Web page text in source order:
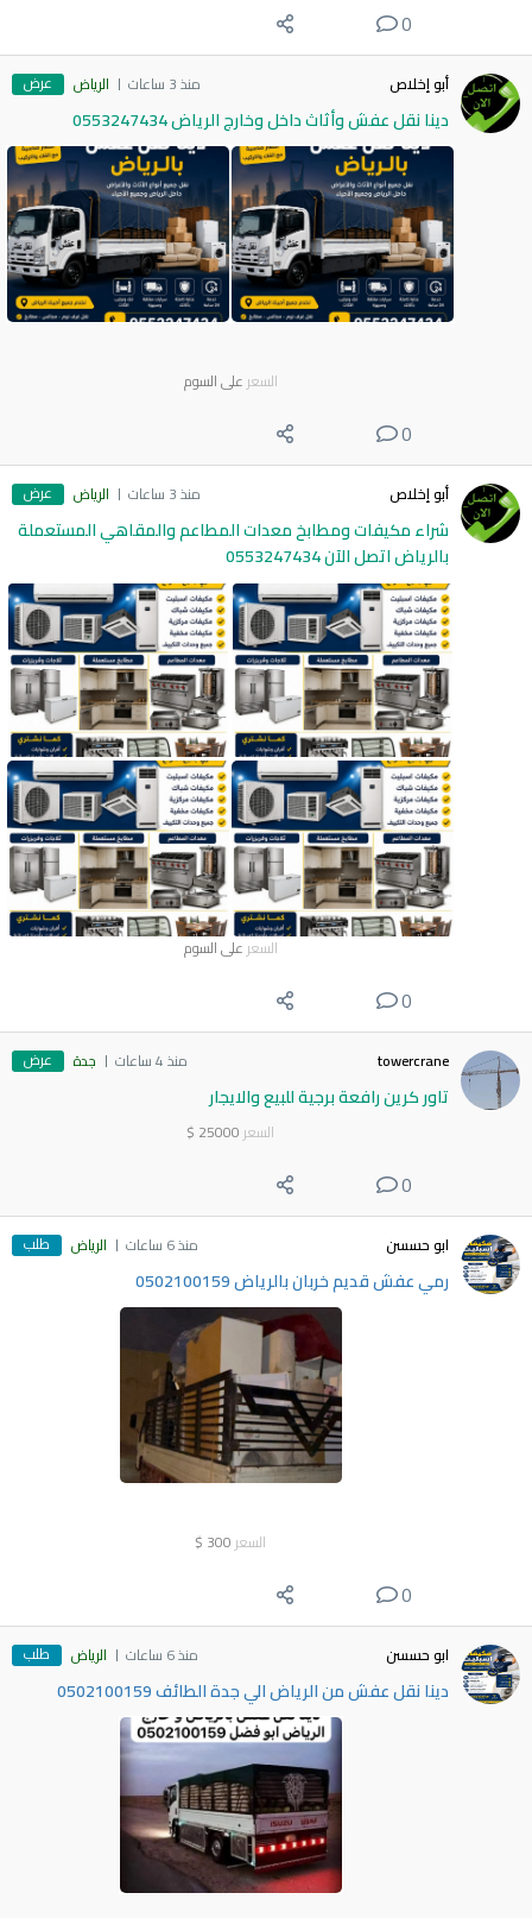
0
أبو إخلاص منذ 3 ساعات الرياض عرض
دينا نقل عفش وأثاث داخل وخارج الرياض 0553247434
السعر على السوم
0
أبو إخلاص منذ 3 ساعات الرياض عرض
شراء مكيفات ومطابخ معدات المطاعم والمقاهي المستعملة
بالرياض اتصل الآن 0553247434
السعر على السوم
0
towercrane منذ 4 ساعات جدة عرض
تاور كرين رافعة برجية للبيع والايجار
السعر 25000
$
0
ابو حسسن منذ 6 ساعات الرياض طلب
رمي عفش قديم خربان بالرياض 0502100159
السعر 300
$
0
ابو حسسن منذ 6 ساعات الرياض طلب
دينا نقل عفش من الرياض الي جدة الطائف 0502100159